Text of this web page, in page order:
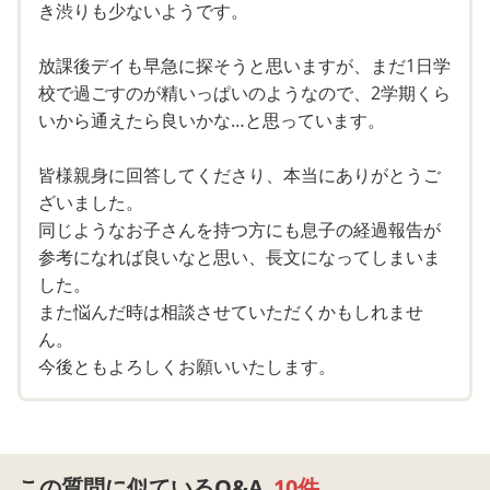
着替えも、毎日服を目の前に置いても、服も言われるまで
い時期はいつの間にか着てたりします。一応着る能力はあ
るのですが、着たくない気持ちが強いんだと思います。
本当にASD傾向だけでしょうか？確かに知能テストではち
見ても知的障害の子です。
他の人とは言葉もあまり通じません。言葉があまり理解で
きない、理解されない状態です。私は何故かあまり喋れな
い人とも会話ができてしまうので、気付きませんでした。
クラスメイトには「◯◯君、ギラギラ」みたいな、赤ちゃ
んのような会話しかできません。会話のキャッチボールが
できませんし、音のリズムを楽しむような事しかできませ
ん。一応癇癪を起こさなければ質問には答えられる事もあ
る、という感じです。
える力が皆無です。これをやったらどうなるかという事が
一切考えられません。
き渋りも少ないようです。
放課後デイも早急に探そうと思いますが、まだ1日学
校で過ごすのが精いっぱいのようなので、2学期くら
いから通えたら良いかな…と思っています。
皆様親身に回答してくださり、本当にありがとうご
ざいました。
同じようなお子さんを持つ方にも息子の経過報告が
参考になれば良いなと思い、長文になってしまいま
した。
また悩んだ時は相談させていただくかもしれませ
ん。
今後ともよろしくお願いいたします。